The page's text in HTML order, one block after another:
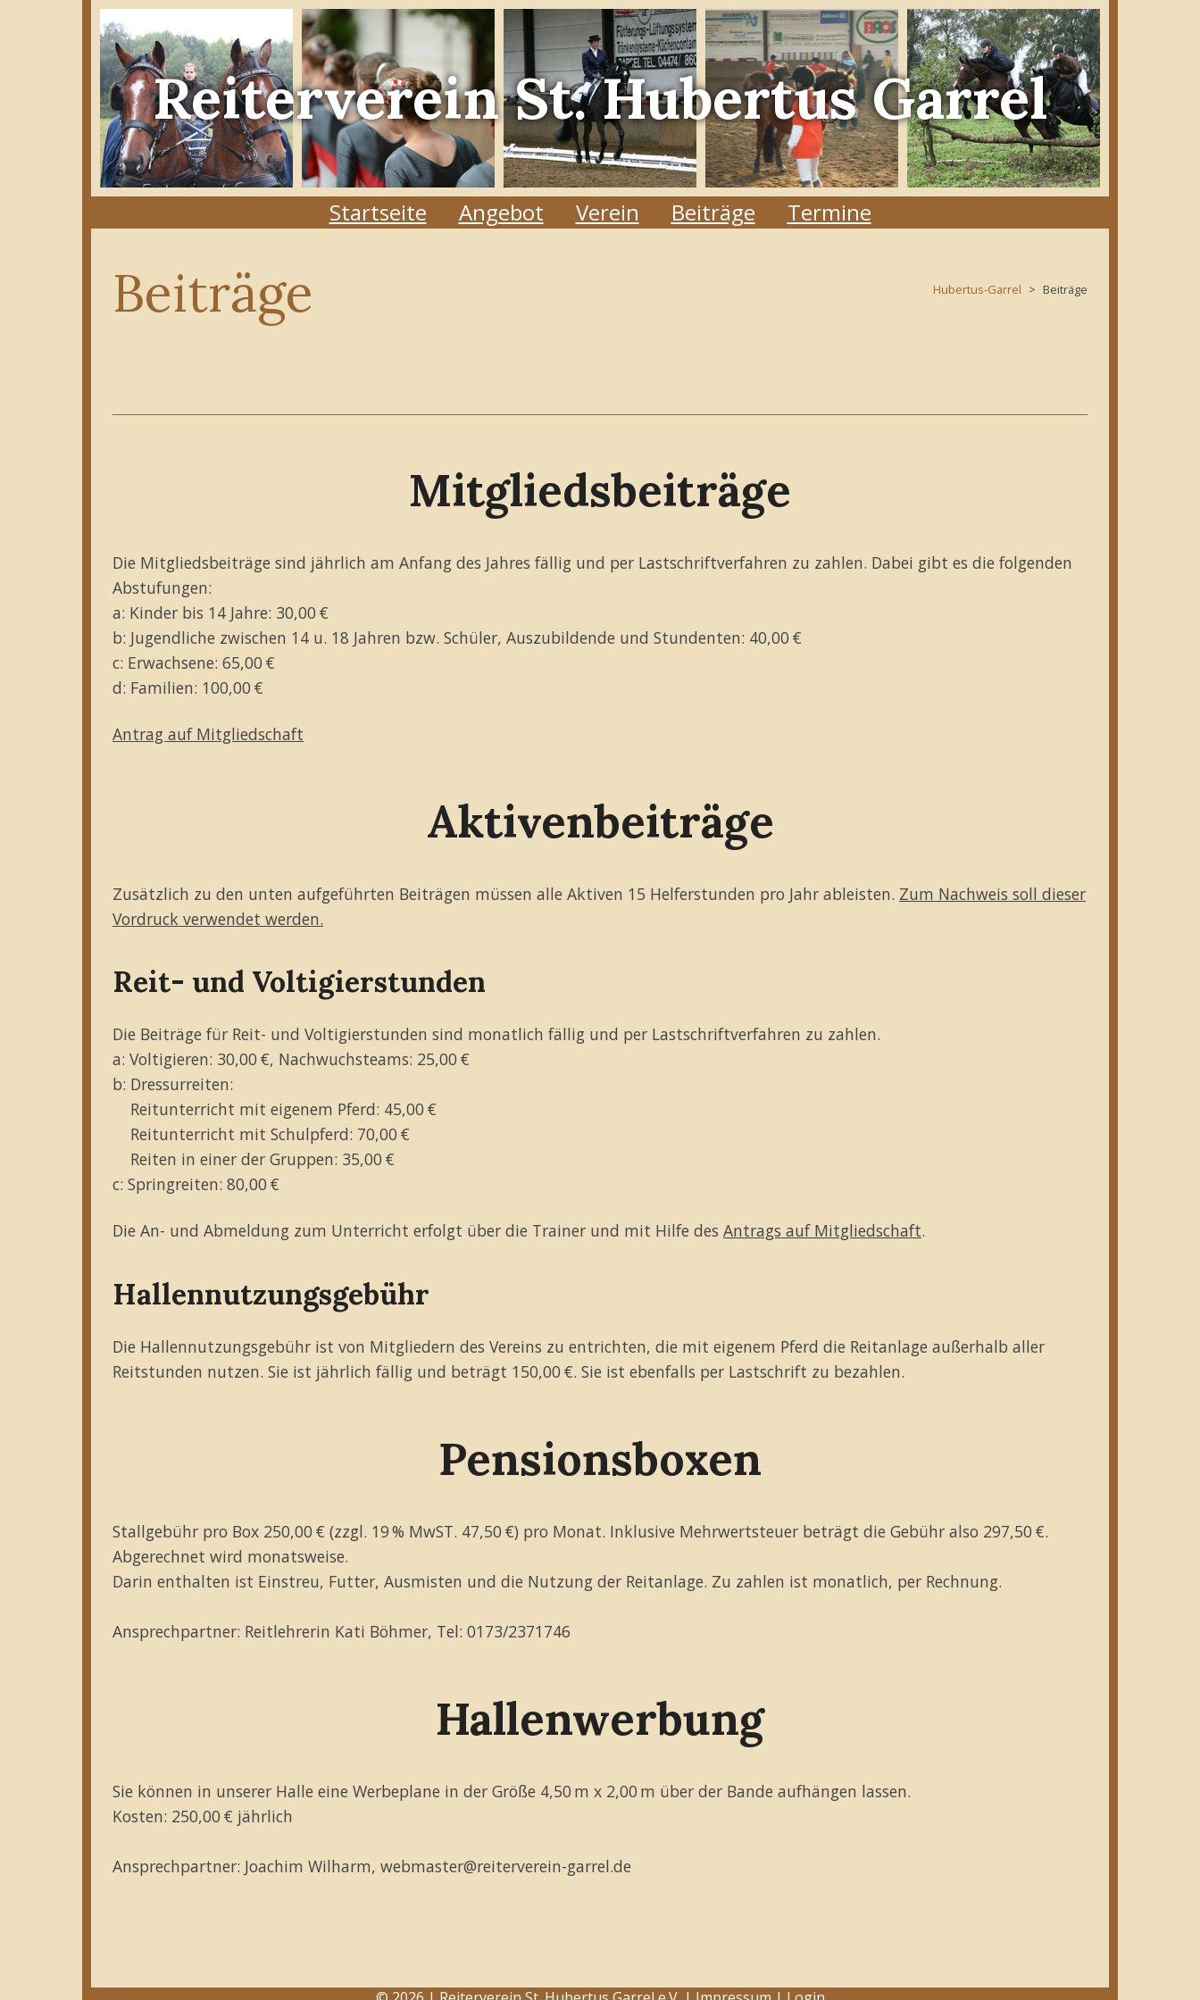
ReitervereinSt. Hubertus Garrel
Startseite Angebot Verein Beiträge Termine
Beiträge Hubertus-Garrel Beiträge
Mitgliedsbeiträge
Die Mitgliedsbeiträge sind jährlich am Anfang des Jahres fällig und per Lastschriftverfahren zu zahlen. Dabei gibt es die folgenden
Abstufungen:
a: Kinder bis 14 Jahre: 30,00 €
b: Jugendliche zwischen 14 u. 18 Jahren bzw. Schüler, Auszubildende und Stundenten: 40,00 €
c: Erwachsene: 65,00 €
d: Familien: 100,00 €
Antrag auf Mitgliedschaft
Aktivenbeiträge
Zusätzlich zu den unten aufgeführten Beiträgen müssen alle Aktiven 15 Helferstunden pro Jahr ableisten. Zum Nachweis soll dieser
Vordruck verwendet werden.
Reit- und Voltigierstunden
Die Beiträge für Reit- und Voltigierstunden sind monatlich fällig und per Lastschriftverfahren zu zahlen.
a: Voltigieren: 30,00 €, Nachwuchsteams: 25,00 €
b: Dressurreiten:
Reitunterricht mit eigenem Pferd: 45,00 €
Reitunterricht mit Schulpferd: 70,00 €
Reiten in einer der Gruppen: 35,00 €
c: Springreiten: 80,00 €
Die An- und Abmeldung zum Unterricht erfolgt über die Trainer und mit Hilfe des Antrags auf Mitgliedschaft.
Hallennutzungsgebühr
Die Hallennutzungsgebühr ist von Mitgliedern des Vereins zu entrichten, die mit eigenem Pferd die Reitanlage außerhalb aller
Reitstunden nutzen. Sie ist jährlich fällig und beträgt 150,00 €. Sie ist ebenfalls per Lastschrift zu bezahlen.
Pensionsboxen
Stallgebühr pro Box 250,00 € (zzgl. 19 % MwST. 47,50 €) pro Monat. Inklusive Mehrwertsteuer beträgt die Gebühr also 297,50 €.
Abgerechnet wird monatsweise.
Darin enthalten ist Einstreu, Futter, Ausmisten und die Nutzung der Reitanlage. Zu zahlen ist monatlich, per Rechnung.
Ansprechpartner: Reitlehrerin Kati Böhmer, Tel: 0173/2371746
Hallenwerbung
Sie können in unserer Halle eine Werbeplane in der Größe 4,50 m x 2,00 m über der Bande aufhängen lassen.
Kosten: 250,00 € jährlich
Ansprechpartner: Joachim Wilharm, webmaster@reiterverein-garrel.de